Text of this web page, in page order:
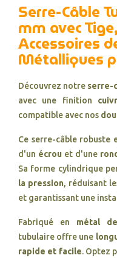
Serre-Câble
mm avec
Accessoires
Métalliques
Découvrez notre serre-
avec une finition
compatible avec nos
Ce serre-câble robuste
d'un écrouet d'une
Sa forme cylindrique
la pression, réduisant
et garantissant une
Fabriqué en métal
tubulaire offre une
rapide et facile. Optez